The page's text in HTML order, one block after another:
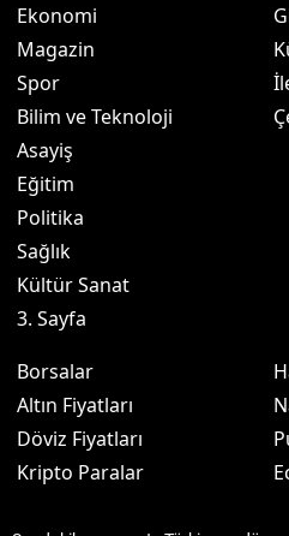
Ekonomi
Magazin
Spor
Bilim ve Teknoloji
Asayiş
Eğitim
Politika
Sağlık
Kültür Sanat
3. Sayfa
Borsalar
Altın Fiyatları
Döviz Fiyatları
Kripto Paralar